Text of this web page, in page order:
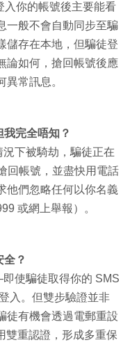
入你的帳號後主要能看
一般不會自動同步至騙
儲存在本地，但騙徒登
論如何，搶回帳號後應
常訊息。
完全唔知？
下被騎劫，騙徒正在
回帳號，並盡快用電話
他們忽略任何以你名義
或網上舉報）。
全？
使騙徒取得你的 SMS
入。但雙步驗證並非
徒有機會透過電郵重設
雙重認證，形成多重保